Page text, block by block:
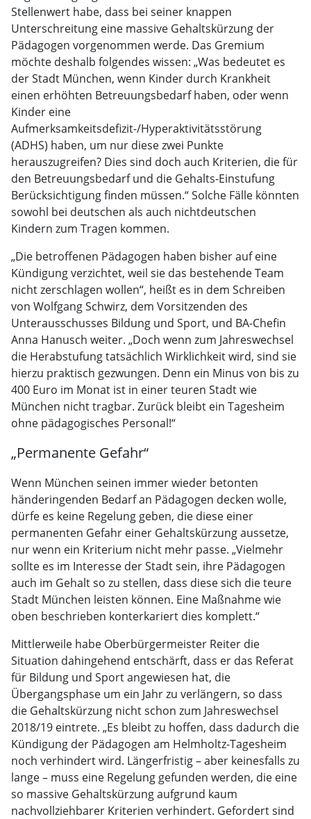
Stellenwert habe, dass bei seiner knappen
Unterschreitung eine massive Gehaltskürzung der
Pädagogen vorgenommen werde. Das Gremium
möchte deshalb folgendes wissen: „Was bedeutet es
der Stadt München, wenn Kinder durch Krankheit
einen erhöhten Betreuungsbedarf haben, oder wenn
Kinder eine
Aufmerksamkeitsdefizit-/Hyperaktivitätsstörung
(ADHS) haben, um nur diese zwei Punkte
herauszugreifen? Dies sind doch auch Kriterien, die für
den Betreuungsbedarf und die Gehalts-Einstufung
Berücksichtigung finden müssen.“ Solche Fälle könnten
sowohl bei deutschen als auch nichtdeutschen
Kindern zum Tragen kommen.
„Die betroffenen Pädagogen haben bisher auf eine
Kündigung verzichtet, weil sie das bestehende Team
nicht zerschlagen wollen“, heißt es in dem Schreiben
von Wolfgang Schwirz, dem Vorsitzenden des
Unterausschusses Bildung und Sport, und BA-Chefin
Anna Hanusch weiter. „Doch wenn zum Jahreswechsel
die Herabstufung tatsächlich Wirklichkeit wird, sind sie
hierzu praktisch gezwungen. Denn ein Minus von bis zu
400 Euro im Monat ist in einer teuren Stadt wie
München nicht tragbar. Zurück bleibt ein Tagesheim
ohne pädagogisches Personal!“
„Permanente Gefahr“
Wenn München seinen immer wieder betonten
händeringenden Bedarf an Pädagogen decken wolle,
dürfe es keine Regelung geben, die diese einer
permanenten Gefahr einer Gehaltskürzung aussetze,
nur wenn ein Kriterium nicht mehr passe. „Vielmehr
sollte es im Interesse der Stadt sein, ihre Pädagogen
auch im Gehalt so zu stellen, dass diese sich die teure
Stadt München leisten können. Eine Maßnahme wie
oben beschrieben konterkariert dies komplett.“
Mittlerweile habe Oberbürgermeister Reiter die
Situation dahingehend entschärft, dass er das Referat
für Bildung und Sport angewiesen hat, die
Übergangsphase um ein Jahr zu verlängern, so dass
die Gehaltskürzung nicht schon zum Jahreswechsel
2018/19 eintrete. „Es bleibt zu hoffen, dass dadurch die
Kündigung der Pädagogen am Helmholtz-Tagesheim
noch verhindert wird. Längerfristig – aber keinesfalls zu
lange – muss eine Regelung gefunden werden, die eine
so massive Gehaltskürzung aufgrund kaum
nachvollziehbarer Kriterien verhindert. Gefordert sind